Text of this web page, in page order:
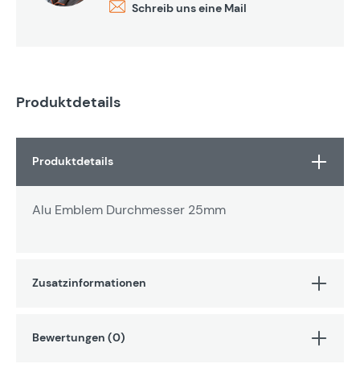
Schreib uns eine Mail
Produktdetails
Produktdetails
Alu Emblem Durchmesser 25mm
Zusatzinformationen
Bewertungen (0)